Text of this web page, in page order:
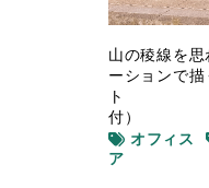
山の稜線を
ーションで描
ト （三
付）
オフィス
ア